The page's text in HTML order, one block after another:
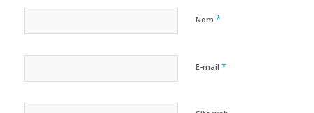
Nom *
E-mail *